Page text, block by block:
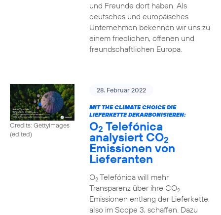
und Freunde dort haben. Als
deutsches und europäisches
Unternehmen bekennen wir uns zu
einem friedlichen, offenen und
freundschaftlichen Europa.
Credits: Gettyimages
(edited)
28. Februar 2022
MIT THE CLIMATE CHOICE DIE
LIEFERKETTE DEKARBONISIEREN:
O2 Telefónica
analysiert CO2
Emissionen von
Lieferanten
O2Telefónica will mehr
Transparenz über ihre CO2
Emissionen entlang der Lieferkette,
also im Scope 3, schaffen. Dazu